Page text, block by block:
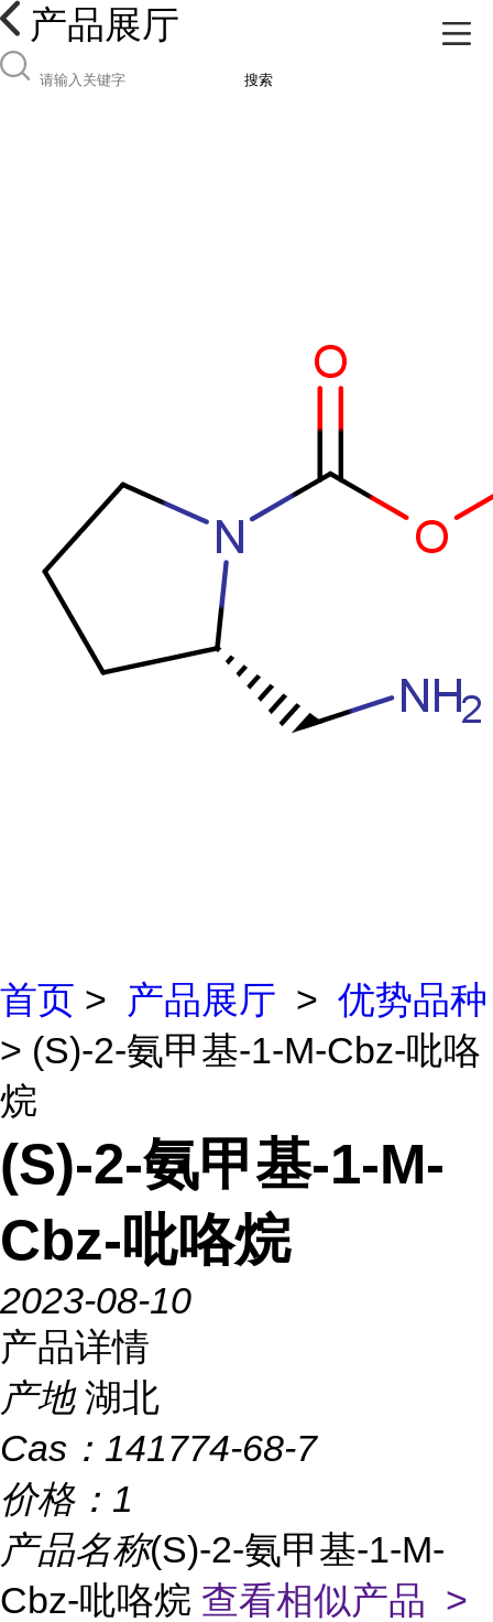
产品展厅
搜索
首页 > 产品展厅 > 优势品种
> (S)-2-氨甲基-1-M-Cbz-吡咯
烷
(S)-2-氨甲基-1-M-
Cbz-吡咯烷
2023-08-10
产品详情
产地 湖北
Cas： 141774-68-7
价格： 1
产品名称(S)-2-氨甲基-1-M-
Cbz-吡咯烷 查看相似产品 >